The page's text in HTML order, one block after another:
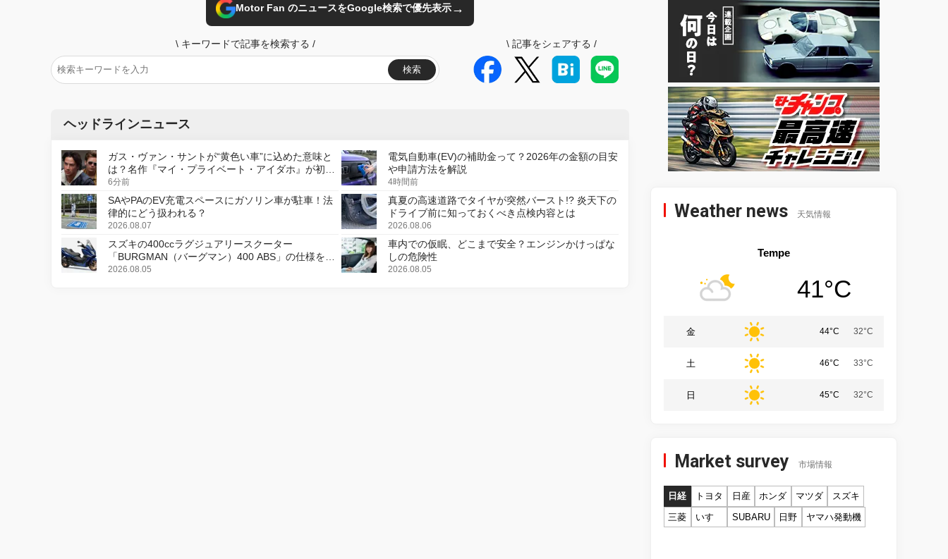
Motor Fan のニュースをGoogle検索で優先表示→
\ キーワードで記事を検索する /
検索
\ 記事をシェアする /
ヘッドラインニュース
ガス・ヴァン・サントが“黄色い車”に込めた意味と
は？名作『マイ・プライベート・アイダホ』が初の
デジタルリマスター版で復活
6分前
電気自動車(EV)の補助金って？2026年の金額の目安
や申請方法を解説
4時間前
SAやPAのEV充電スペースにガソリン車が駐車！法
律的にどう扱われる？
2026.08.07
真夏の高速道路でタイヤが突然バースト!? 炎天下の
ドライブ前に知っておくべき点検内容とは
2026.08.06
スズキの400ccラグジュアリースクーター
「BURGMAN（バーグマン）400 ABS」の仕様を変
更し、8月18日に発売
2026.08.05
車内での仮眠、どこまで安全？エンジンかけっぱな
しの危険性
2026.08.05
Weather news 天気情報
Tempe
41°C
金 44°C 32°C
土 46°C 33°C
日 45°C 32°C
Market survey 市場情報
日経 トヨタ 日産 ホンダ マツダ
スズキ
三菱
いすゞ SUBARU 日野 ヤマハ発動機